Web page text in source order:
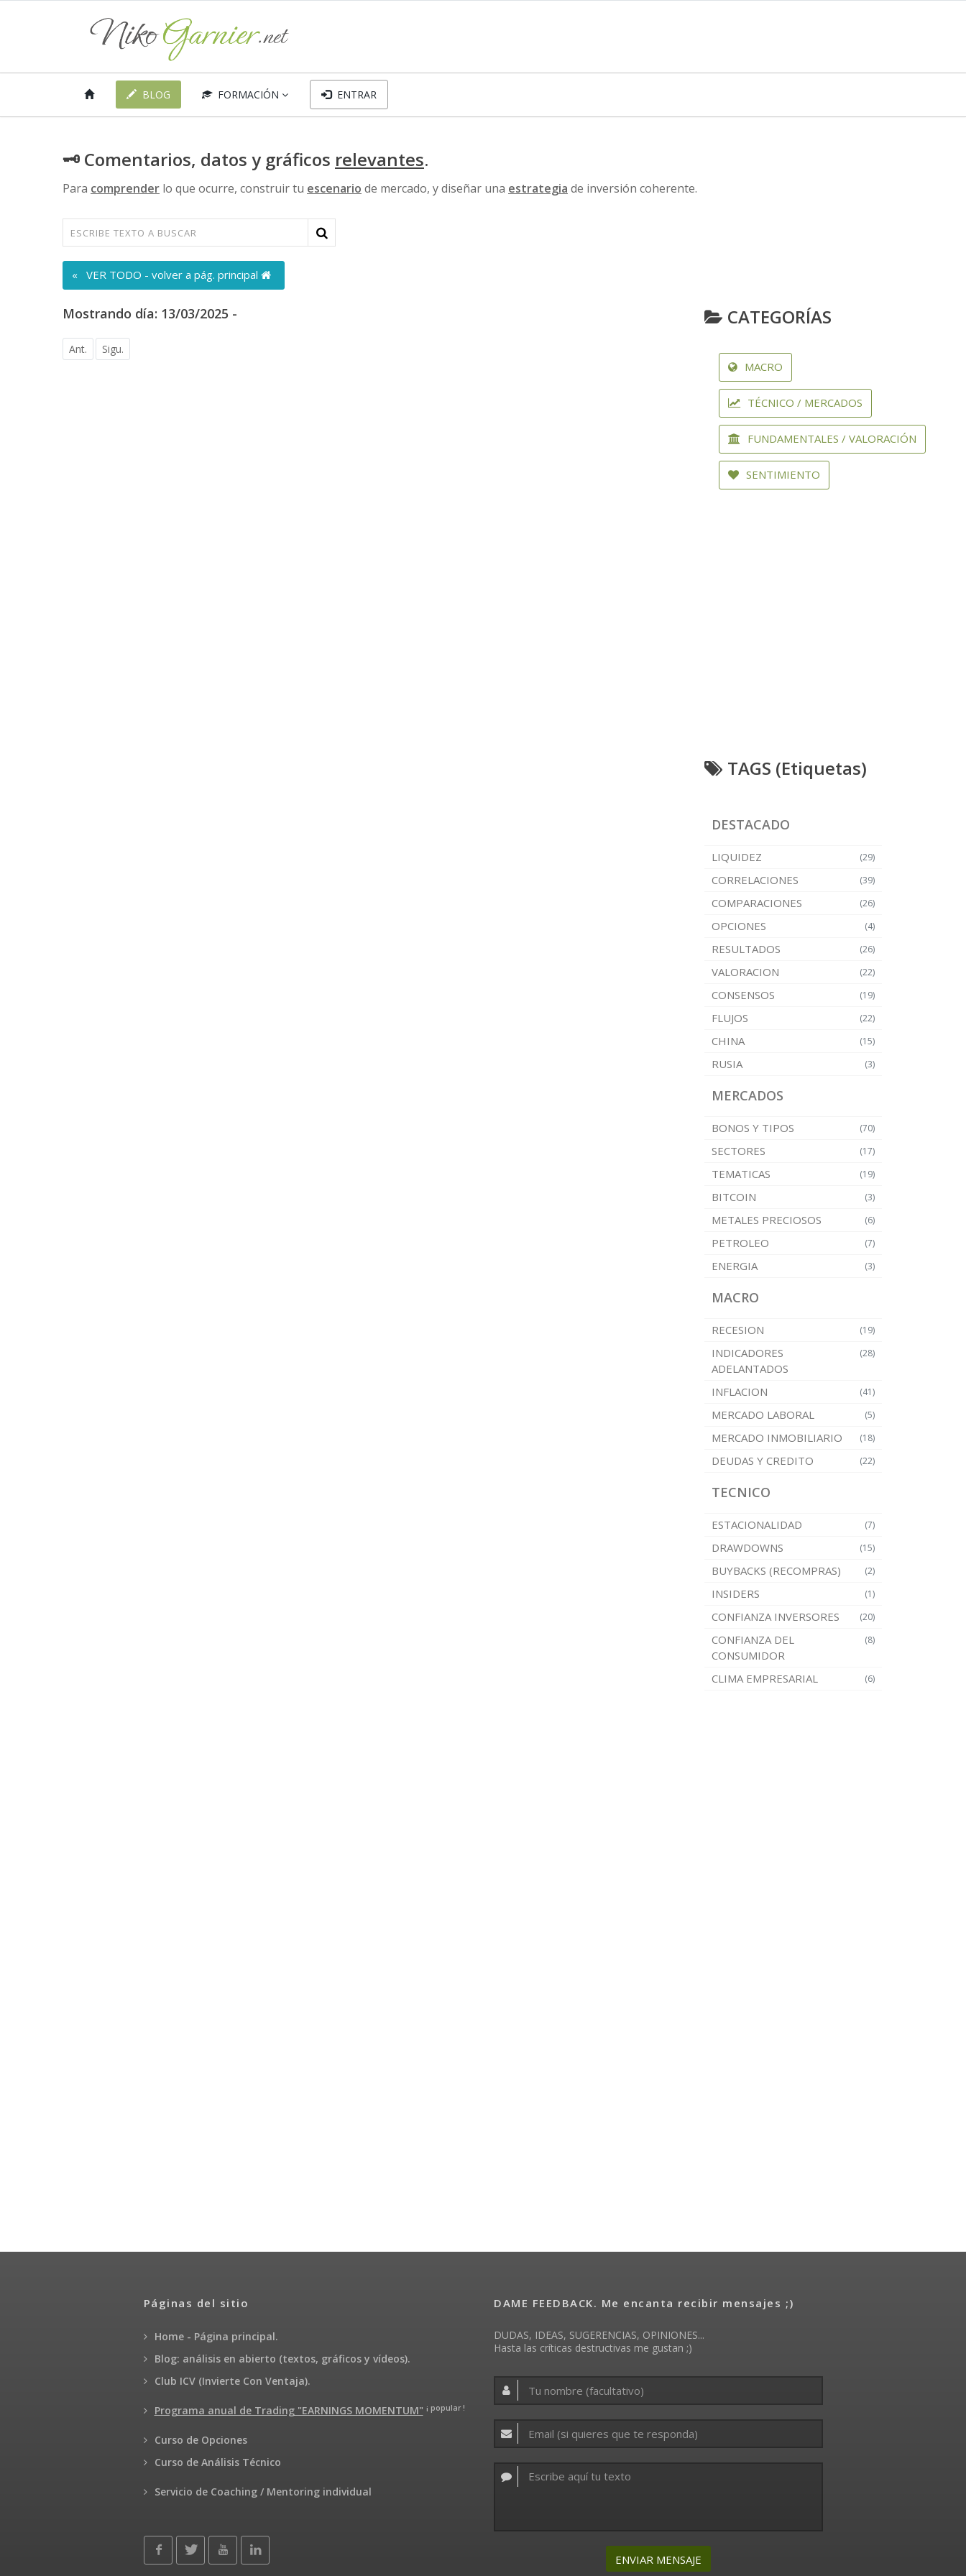
BLOG FORMACIÓN ENTRAR
🗝 Comentarios, datos y gráficos relevantes.
Para comprender lo que ocurre, construir tu escenario de mercado, y diseñar una estrategia de inversión coherente.
« VER TODO - volver a pág. principal
Mostrando día: 13/03/2025 -
Ant. Sigu.
CATEGORÍAS
MACRO
TÉCNICO / MERCADOS
FUNDAMENTALES / VALORACIÓN
SENTIMIENTO
TAGS (Etiquetas)
DESTACADO
(29)
LIQUIDEZ
(39)
CORRELACIONES
(26)
COMPARACIONES
(4)
OPCIONES
(26)
RESULTADOS
(22)
VALORACION
(19)
CONSENSOS
(22)
FLUJOS
(15)
CHINA
(3)
RUSIA
MERCADOS
(70)
BONOS Y TIPOS
(17)
SECTORES
(19)
TEMATICAS
(3)
BITCOIN
(6)
METALES PRECIOSOS
(7)
PETROLEO
(3)
ENERGIA
MACRO
(19)
RECESION
(28)
INDICADORES
ADELANTADOS
(41)
INFLACION
(5)
MERCADO LABORAL
(18)
MERCADO INMOBILIARIO
(22)
DEUDAS Y CREDITO
TECNICO
(7)
ESTACIONALIDAD
(15)
DRAWDOWNS
(2)
BUYBACKS (RECOMPRAS)
(1)
INSIDERS
(20)
CONFIANZA INVERSORES
(8)
CONFIANZA DEL
CONSUMIDOR
(6)
CLIMA EMPRESARIAL
Páginas del sitio
Home - Página principal.
Blog: análisis en abierto (textos, gráficos y vídeos).
Club ICV (Invierte Con Ventaja).
Programa anual de Trading "EARNINGS MOMENTUM" ¡ popular !
Curso de Opciones
Curso de Análisis Técnico
Servicio de Coaching / Mentoring individual
DAME FEEDBACK. Me encanta recibir mensajes ;)
DUDAS, IDEAS, SUGERENCIAS, OPINIONES...
Hasta las críticas destructivas me gustan ;)
ENVIAR MENSAJE